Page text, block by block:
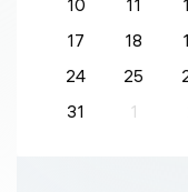
10
11
17
18
24
25
31
1